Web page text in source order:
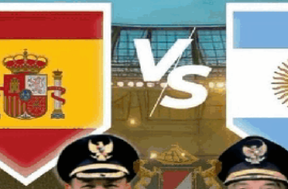
Setiap pemilik usaha soto nusantara ini
disajikan kepada para pengunjung dengan harga
Sayang sekali bila kita tidak bisa hadir
Tua Jakarta Musium Fatahillah ini.
Berikut beberapa tulisan yang berkaitan dengan
KOMPAS.com - Masakan soto ternyata tak hanya
daerah memiliki menu soto sendiri, mulai dari